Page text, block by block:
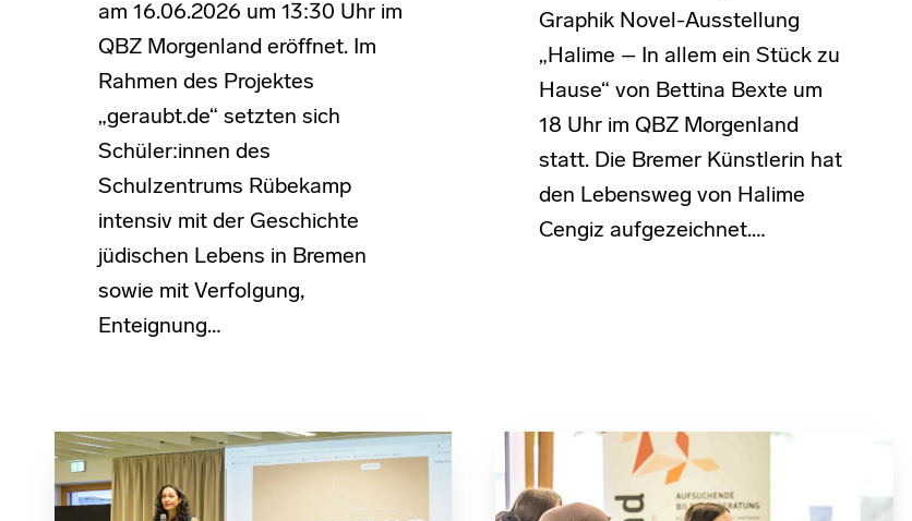
am 16.06.2026 um 13:30 Uhr im
QBZ Morgenland eröffnet. Im
Rahmen des Projektes
„geraubt.de“ setzten sich
Schüler:innen des
Schulzentrums Rübekamp
intensiv mit der Geschichte
jüdischen Lebens in Bremen
sowie mit Verfolgung,
Enteignung…
Graphik Novel-Ausstellung
„Halime – In allem ein Stück zu
Hause“ von Bettina Bexte um
18 Uhr im QBZ Morgenland
statt. Die Bremer Künstlerin hat
den Lebensweg von Halime
Cengiz aufgezeichnet.…